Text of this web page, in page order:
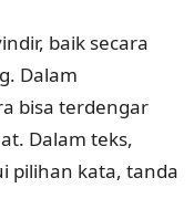
baik secara
Dalam
bisa terdengar
Dalam teks,
pilihan kata, tanda